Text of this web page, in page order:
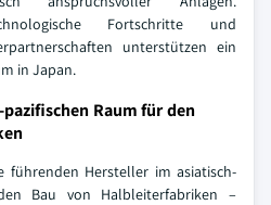
Fortschritte und
unterstützen ein
in Japan.
Raum für den
führenden Hersteller im asiatisch-
Bau von Halbleiterfabriken –